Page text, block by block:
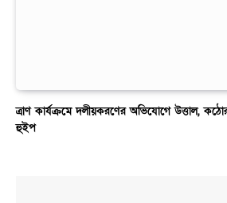
ত্রাণ কার্যক্রমে দলীয়করণের অভিযোগে উত্তাল,
হুইপ